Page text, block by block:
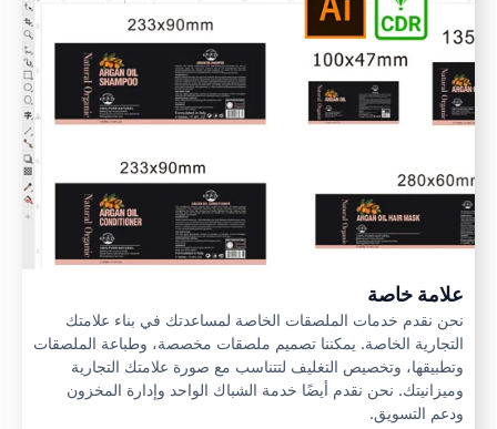
علامة خاصة
نحن نقدم خدمات الملصقات الخاصة لمساعدتك في بناء علامتك
التجارية الخاصة. يمكننا تصميم ملصقات مخصصة، وطباعة الملصقات
وتطبيقها، وتخصيص التغليف لتتناسب مع صورة علامتك التجارية
وميزانيتك. نحن نقدم أيضًا خدمة الشباك الواحد وإدارة المخزون
ودعم التسويق.